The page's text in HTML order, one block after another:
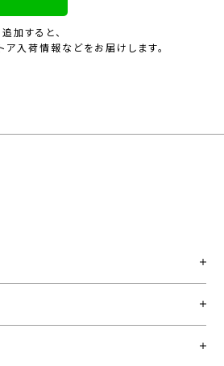
加すると、
ア入荷情報などをお届けします。